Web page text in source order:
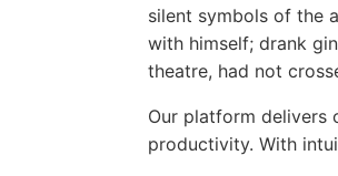
silent symbols of the
with himself; drank
theatre, had not
Our platform delivers
productivity. With